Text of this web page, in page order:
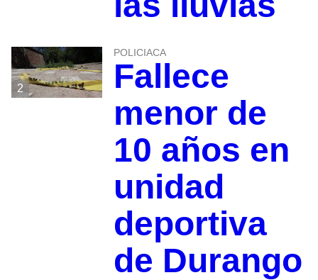
2
POLICIACA
Fallece
menor de
10 años en
unidad
deportiva
de Durango